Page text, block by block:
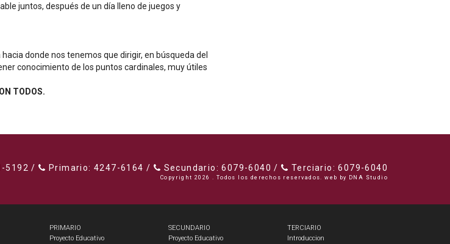
juntos, después de un día lleno de juegos y
donde nos tenemos que dirigir, en búsqueda del
conocimiento de los puntos cardinales, muy útiles
TODOS.
5192 / Primario: 4247-6164 / Secundario: 6079-6040 / Terciario: 6079-6040
Copyright 2026 . Todos los derechos reservados. web by DNA Studio
PRIMARIO
Proyecto Educativo
SECUNDARIO
Proyecto Educativo
TERCIARIO
Introduccion